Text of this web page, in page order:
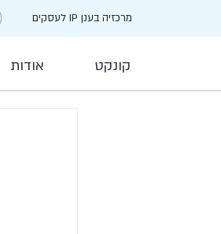
מרכזיה בענן IP לעסקים
קונקט אודות